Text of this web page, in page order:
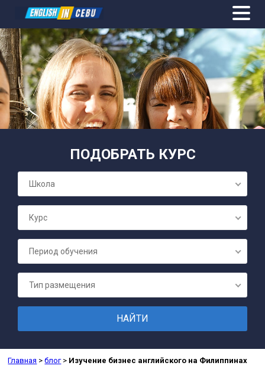
СЕМЕЙНЫЕ
ПОДОБРАТЬ КУРС
Школа
Курс
Период обучения
Тип размещения
Главная >блог> Изучение бизнес английского на Филиппинах